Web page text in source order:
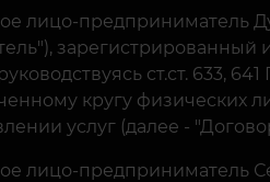
лицо-предприниматель
зарегистрированный
ст.ст. 633,
кругу физических
услуг (далее -
лицо-предприниматель